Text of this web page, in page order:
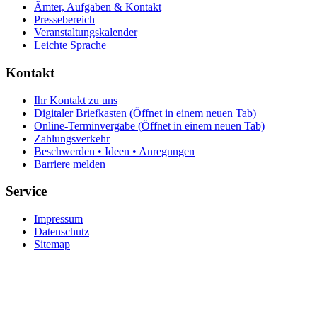
Ämter, Aufgaben & Kontakt
Pressebereich
Veranstaltungskalender
Leichte Sprache
Kontakt
Ihr Kontakt zu uns
Digitaler Briefkasten (Öffnet in einem neuen Tab)
Online-Terminvergabe (Öffnet in einem neuen Tab)
Zahlungsverkehr
Beschwerden • Ideen • Anregungen
Barriere melden
Service
Impressum
Datenschutz
Sitemap